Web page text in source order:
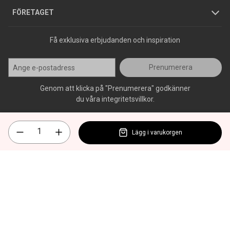
FÖRETAGET
Press
Få exklusiva erbjudanden och inspiration
Prenumerera
Genom att klicka på "Prenumerera" godkänner
du våra integritetsvillkor.
Lägg i varukorgen